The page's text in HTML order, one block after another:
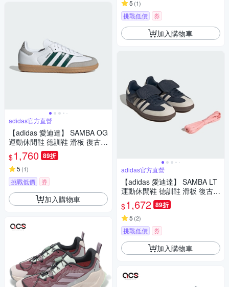
adidas官方直營
【adidas 愛迪達】 SAMBA OG
運動休閒鞋 德訓鞋 滑板 復古
女鞋 - Originals JI2724
$1,760 89折
5 (1)
挑戰低價 券
加入購物車
5 (1)
挑戰低價 券
加入購物車
adidas官方直營
【adidas 愛迪達】 SAMBA LT
運動休閒鞋 德訓鞋 滑板 復古
女鞋 - Originals JH5705
$1,672 89折
5 (2)
挑戰低價 券
加入購物車